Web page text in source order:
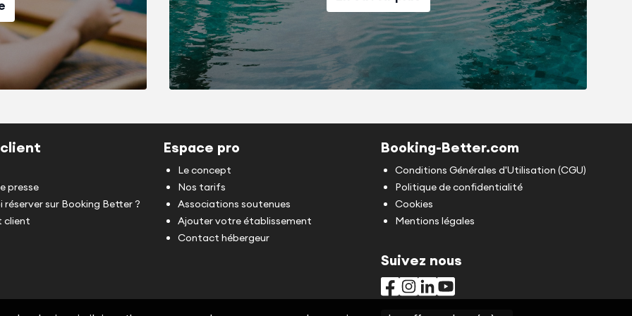
vous seront demandés après la réservation, ainsi que les informations pour la fiche de police,
conformément à la réglementation en vigueur. Si l’identité des personnes présentes lors du séjour ne
concorde pas avec celle de la réservation, nous nous réservons le droit de vous refuser l’accès au
logement.
☎️ Avant, pendant et après votre séjour, notre secrétariat est joignable par téléphone 24h/24 et
presse
réserver sur Booking Better ?
client
Espace pro
Le concept
Nos tarifs
Associations soutenues
Ajouter votre établissement
Contact hébergeur
Booking-Better.com
Conditions Générales d'Utilisation (CGU)
Politique de confidentialité
Cookies
Mentions légales
Suivez nous